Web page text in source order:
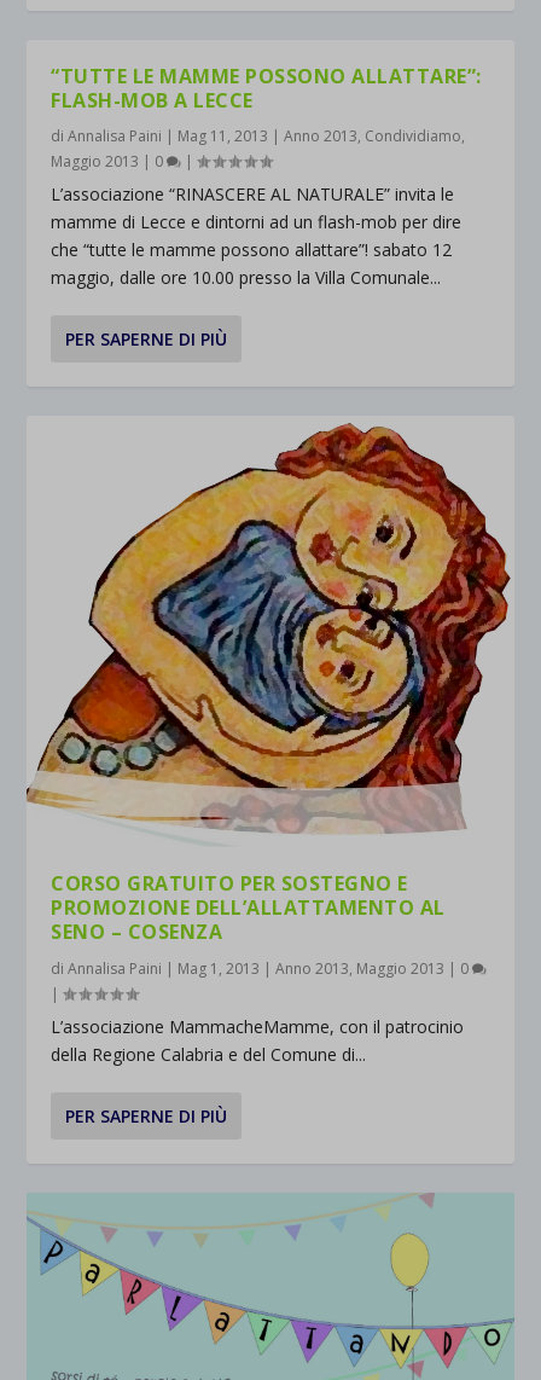
“TUTTE LE MAMME POSSONO ALLATTARE”:
FLASH-MOB A LECCE
diAnnalisa Paini | Mag 11, 2013 |Anno 2013, Condividiamo,
Maggio 2013 | 0 |
L’associazione “RINASCERE AL NATURALE” invita le
mamme di Lecce e dintorni ad un flash-mob per dire
che “tutte le mamme possono allattare”! sabato 12
maggio, dalle ore 10.00 presso la Villa Comunale...
PER SAPERNE DI PIÙ
CORSO GRATUITO PER SOSTEGNO E
PROMOZIONE DELL’ALLATTAMENTO AL
SENO – COSENZA
diAnnalisa Paini Mag 1, 2013 |Anno 2013, Maggio 2013
0
|
L’associazione MammacheMamme, con il patrocinio
della Regione Calabria e del Comune di...
PER SAPERNE DI PIÙ